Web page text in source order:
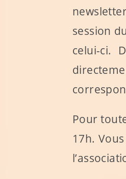
session
celui-ci.
Pour
17h.